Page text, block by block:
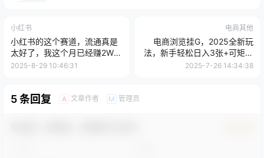
小红书
小红书的这个赛道，流通真是
太好了，我这个月已经赚2W+
【劲爆】
2025-8-29 10:46:31
电商其他
电商浏览挂G，2025全新玩
法，新手轻松日入3张+可矩阵
可放大【揭秘】
2025-7-26 14:34:38
5 条回复 A 文章作者 M 管理员